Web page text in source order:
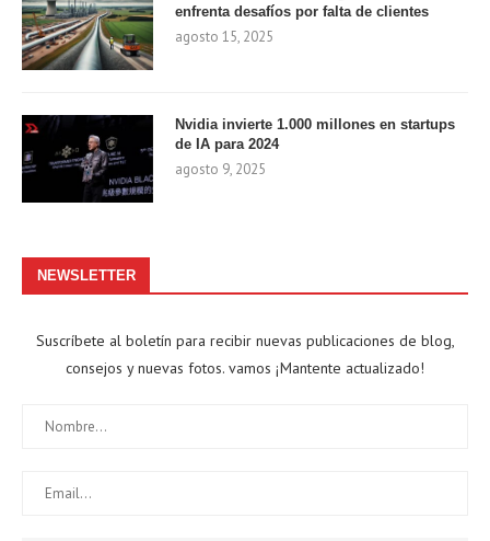
enfrenta desafíos por falta de clientes
agosto 15, 2025
Nvidia invierte 1.000 millones en startups
de IA para 2024
agosto 9, 2025
NEWSLETTER
Suscríbete al boletín para recibir nuevas publicaciones de blog,
consejos y nuevas fotos. vamos ¡Mantente actualizado!